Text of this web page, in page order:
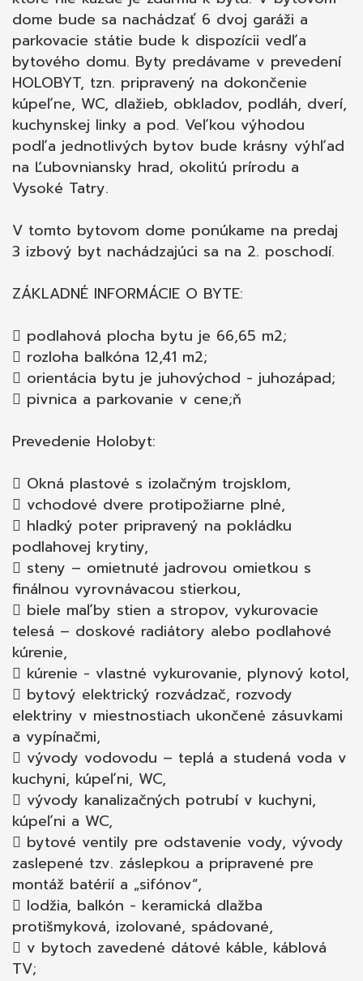
dome bude sa nachádzať 6 dvoj garáži a
parkovacie státie bude k dispozícii vedľa
bytového domu. Byty predávame v prevedení
HOLOBYT, tzn. pripravený na dokončenie
kúpeľne, WC, dlažieb, obkladov, podláh, dverí,
kuchynskej linky a pod. Veľkou výhodou
podľa jednotlivých bytov bude krásny výhľad
na Ľubovniansky hrad, okolitú prírodu a
Vysoké Tatry.
V tomto bytovom dome ponúkame na predaj
3 izbový byt nachádzajúci sa na 2. poschodí.
ZÁKLADNÉ INFORMÁCIE O BYTE:
 podlahová plocha bytu je 66,65 m2;
 rozloha balkóna 12,41 m2;
 orientácia bytu je juhovýchod - juhozápad;
 pivnica a parkovanie v cene;ň
Prevedenie Holobyt:
 Okná plastové s izolačným trojsklom,
 vchodové dvere protipožiarne plné,
 hladký poter pripravený na pokládku
podlahovej krytiny,
 steny – omietnuté jadrovou omietkou s
finálnou vyrovnávacou stierkou,
 biele maľby stien a stropov, vykurovacie
telesá – doskové radiátory alebo podlahové
kúrenie,
 kúrenie - vlastné vykurovanie, plynový kotol,
 bytový elektrický rozvádzač, rozvody
elektriny v miestnostiach ukončené zásuvkami
a vypínačmi,
 vývody vodovodu – teplá a studená voda v
kuchyni, kúpeľni, WC,
 vývody kanalizačných potrubí v kuchyni,
kúpeľni a WC,
 bytové ventily pre odstavenie vody, vývody
zaslepené tzv. záslepkou a pripravené pre
montáž batérií a „sifónov“,
 lodžia, balkón - keramická dlažba
protišmyková, izolované, spádované,
 v bytoch zavedené dátové káble, káblová
TV;